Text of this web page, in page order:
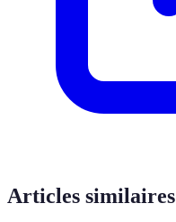
Articles similaires